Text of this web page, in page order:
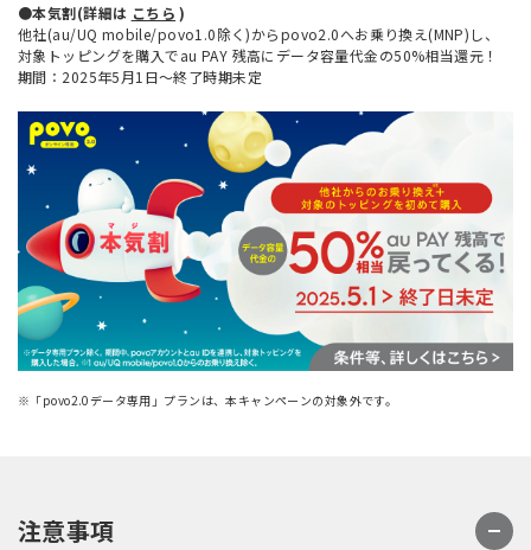
●本気割(詳細は こちら )
他社(au/UQ mobile/povo1.0除く)からpovo2.0へお乗り換え(MNP)し、
対象トッピングを購入でau PAY 残高にデータ容量代金の50%相当還元！
期間：2025年5月1日～終了時期未定
※「povo2.0データ専用」プランは、本キャンペーンの対象外です。
注意事項